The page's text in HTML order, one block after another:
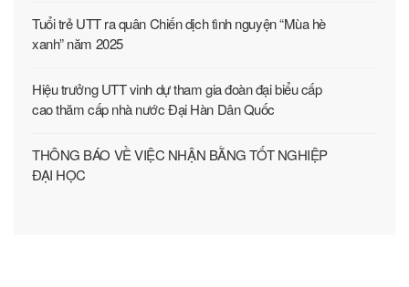
Tuổi trẻ UTT ra quân Chiến dịch tình nguyện “Mùa hè
xanh” năm 2025
Hiệu trưởng UTT vinh dự tham gia đoàn đại biểu cấp
cao thăm cấp nhà nước Đại Hàn Dân Quốc
THÔNG BÁO VỀ VIỆC NHẬN BẰNG TỐT NGHIỆP
ĐẠI HỌC